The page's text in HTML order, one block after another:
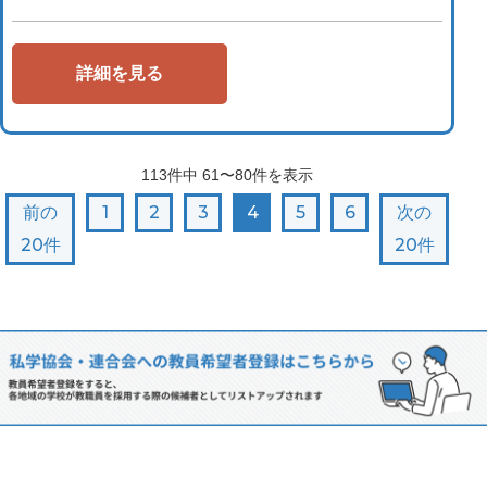
詳細を見る
113件中 61〜80件を表示
前の
20件
1 2 3 4 5 6
次の
20件